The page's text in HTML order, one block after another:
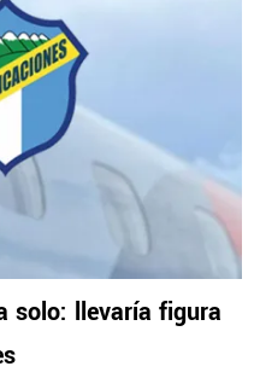
solo: llevaría figura